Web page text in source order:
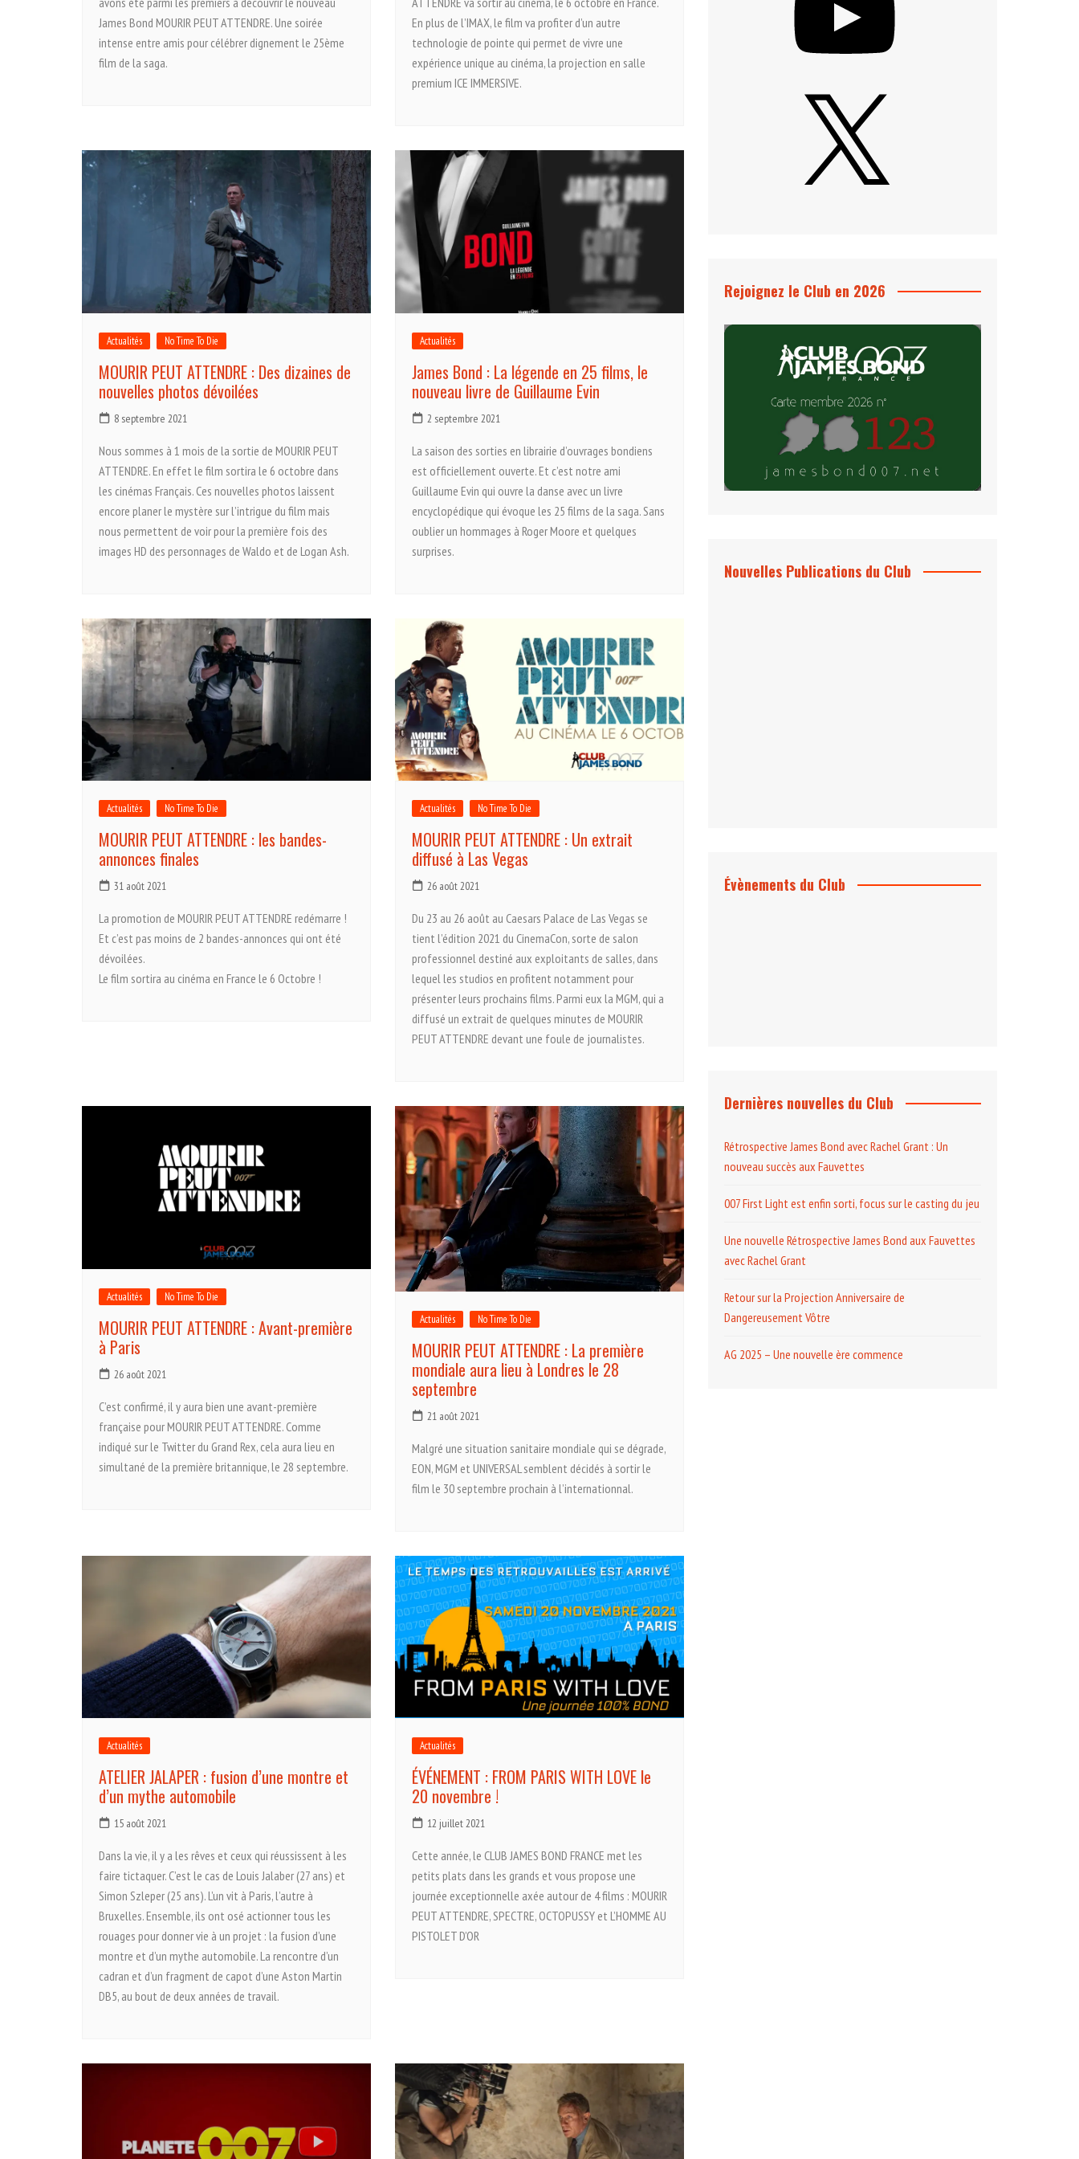
Tuer n’est pas jouer
Permis de tuer
Casino Royale
Skyfall
SPECTRE
James Bond MOURIR PEUT ATTENDRE. Une soirée
intense entre amis pour célébrer dignement le 25ème
film de la saga.
En plus de l’IMAX, le film va profiter d’un autre
technologie de pointe qui permet de vivre une
expérience unique au cinéma, la projection en salle
premium ICE IMMERSIVE.
Actualités No Time To Die
MOURIR PEUT ATTENDRE : Des dizaines de
nouvelles photos dévoilées
8 septembre 2021
Nous sommes à 1 mois de la sortie de MOURIR PEUT
ATTENDRE. En effet le film sortira le 6 octobre dans
les cinémas Français. Ces nouvelles photos laissent
encore planer le mystère sur l’intrigue du film mais
nous permettent de voir pour la première fois des
images HD des personnages de Waldo et de Logan Ash.
Actualités
James Bond : La légende en 25 films, le
nouveau livre de Guillaume Evin
2 septembre 2021
La saison des sorties en librairie d’ouvrages bondiens
est officiellement ouverte. Et c’est notre ami
Guillaume Evin qui ouvre la danse avec un livre
encyclopédique qui évoque les 25 films de la saga. Sans
oublier un hommages à Roger Moore et quelques
surprises.
Actualités No Time To Die
MOURIR PEUT ATTENDRE : les bandes-
annonces finales
31 août 2021
La promotion de MOURIR PEUT ATTENDRE redémarre !
Et c’est pas moins de 2 bandes-annonces qui ont été
dévoilées.
Le film sortira au cinéma en France le 6 Octobre !
Actualités No Time To Die
MOURIR PEUT ATTENDRE : Un extrait
diffusé à Las Vegas
26 août 2021
Du 23 au 26 août au Caesars Palace de Las Vegas se
tient l’édition 2021 du CinemaCon, sorte de salon
professionnel destiné aux exploitants de salles, dans
lequel les studios en profitent notamment pour
présenter leurs prochains films. Parmi eux la MGM, qui a
diffusé un extrait de quelques minutes de MOURIR
PEUT ATTENDRE devant une foule de journalistes.
Actualités No Time To Die
MOURIR PEUT ATTENDRE : Avant-première
à Paris
26 août 2021
C’est confirmé, il y aura bien une avant-première
française pour MOURIR PEUT ATTENDRE. Comme
indiqué sur le Twitter du Grand Rex, cela aura lieu en
simultané de la première britannique, le 28 septembre.
Actualités No Time To Die
MOURIR PEUT ATTENDRE : La première
mondiale aura lieu à Londres le 28
septembre
21 août 2021
Malgré une situation sanitaire mondiale qui se dégrade,
EON, MGM et UNIVERSAL semblent décidés à sortir le
film le 30 septembre prochain à l’internationnal.
Actualités
ATELIER JALAPER : fusion d’une montre et
d’un mythe automobile
15 août 2021
Dans la vie, il y a les rêves et ceux qui réussissent à les
faire tictaquer. C’est le cas de Louis Jalaber (27 ans) et
Simon Szleper (25 ans). L’un vit à Paris, l’autre à
Bruxelles. Ensemble, ils ont osé actionner tous les
rouages pour donner vie à un projet : la fusion d’une
montre et d’un mythe automobile. La rencontre d’un
cadran et d’un fragment de capot d’une Aston Martin
DB5, au bout de deux années de travail.
Actualités
ÉVÉNEMENT : FROM PARIS WITH LOVE le
20 novembre !
12 juillet 2021
Cette année, le CLUB JAMES BOND FRANCE met les
petits plats dans les grands et vous propose une
journée exceptionnelle axée autour de 4 films : MOURIR
PEUT ATTENDRE, SPECTRE, OCTOPUSSY et L’HOMME AU
PISTOLET D’OR
Rejoignez le Club en 2026
Nouvelles Publications du Club
Évènements du Club
Dernières nouvelles du Club
Rétrospective James Bond avec Rachel Grant : Un
nouveau succès aux Fauvettes
007 First Light est enfin sorti, focus sur le casting du jeu
Une nouvelle Rétrospective James Bond aux Fauvettes
avec Rachel Grant
Retour sur la Projection Anniversaire de
Dangereusement Vôtre
AG 2025 – Une nouvelle ère commence